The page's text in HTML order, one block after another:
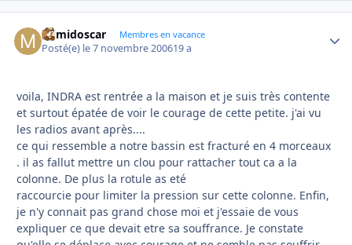
mimidoscar Membres en vacance
Posté(e) le 7 novembre 200619 a
voila, INDRA est rentrée a la maison et je suis très contente
et surtout épatée de voir le courage de cette petite. j'ai vu
les radios avant après....
ce qui ressemble a notre bassin est fracturé en 4 morceaux
. il as fallut mettre un clou pour rattacher tout ca a la
colonne. De plus la rotule as eté
raccourcie pour limiter la pression sur cette colonne. Enfin,
je n'y connait pas grand chose moi et j'essaie de vous
expliquer ce que devait etre sa souffrance. Je constate